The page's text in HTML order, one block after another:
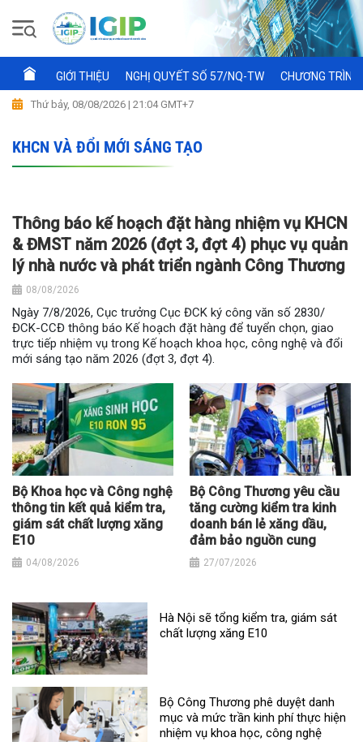
GIỚI THIỆU NGHỊ QUYẾT SỐ 57/NQ-TW CHƯƠNG
Thứ bảy, 08/08/2026 | 21:04 GMT+7
KHCN VÀ ĐỔI MỚI SÁNG TẠO
Thông báo kế hoạch đặt hàng nhiệm vụ KHCN
& ĐMST năm 2026 (đợt 3, đợt 4) phục vụ quản
lý nhà nước và phát triển ngành Công Thương
08/08/2026
Ngày 7/8/2026, Cục trưởng Cục ĐCK ký công văn số 2830/
ĐCK-CCĐ thông báo Kế hoạch đặt hàng để tuyển chọn, giao
trực tiếp nhiệm vụ trong Kế hoạch khoa học, công nghệ và đổi
mới sáng tạo năm 2026 (đợt 3, đợt 4).
Bộ Khoa học và Công nghệ
thông tin kết quả kiểm tra,
giám sát chất lượng xăng
E10
04/08/2026
Bộ Công Thương yêu cầu
tăng cường kiểm tra kinh
doanh bán lẻ xăng dầu,
đảm bảo nguồn cung
27/07/2026
Hà Nội sẽ tổng kiểm tra, giám sát
chất lượng xăng E10
Bộ Công Thương phê duyệt danh
mục và mức trần kinh phí thực hiện
nhiệm vụ khoa học, công nghệ